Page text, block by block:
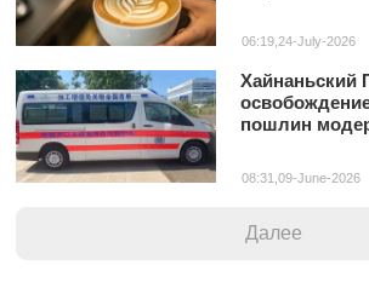
06:19,24-July-2026
Хайнаньский
пошлин
08:31,09-June-2026
Далее